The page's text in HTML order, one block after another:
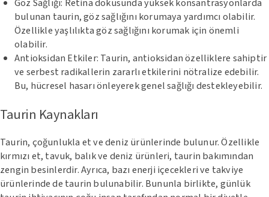
bulunan taurin, göz sağlığını korumaya yardımcı olabilir.
Özellikle yaşlılıkta göz sağlığını korumak için önemli
olabilir.
Antioksidan Etkiler: Taurin, antioksidan özelliklere sahiptir
ve serbest radikallerin zararlı etkilerini nötralize edebilir.
Bu, hücresel hasarı önleyerek genel sağlığı destekleyebilir.
Taurin Kaynakları
Taurin, çoğunlukla et ve deniz ürünlerinde bulunur. Özellikle
kırmızı et, tavuk, balık ve deniz ürünleri, taurin bakımından
zengin besinlerdir. Ayrıca, bazı enerji içecekleri ve takviye
ürünlerinde de taurin bulunabilir. Bununla birlikte, günlük